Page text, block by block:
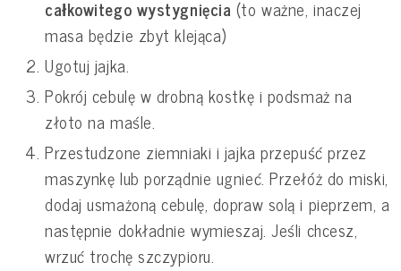
całkowitego wystygnięcia (to ważne, inaczej
masa będzie zbyt klejąca)
Ugotuj jajka.
Pokrój cebulę w drobną kostkę i podsmaż na
złoto na maśle.
Przestudzone ziemniaki i jajka przepuść przez
maszynkę lub porządnie ugnieć. Przełóż do miski,
dodaj usmażoną cebulę, dopraw solą i pieprzem, a
następnie dokładnie wymieszaj. Jeśli chcesz,
wrzuć trochę szczypioru.